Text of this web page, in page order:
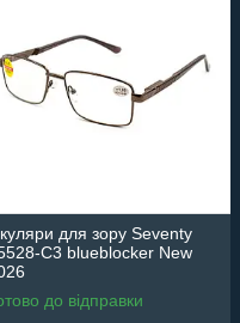
для зору Seventy
C3 blueblocker New
до відправки